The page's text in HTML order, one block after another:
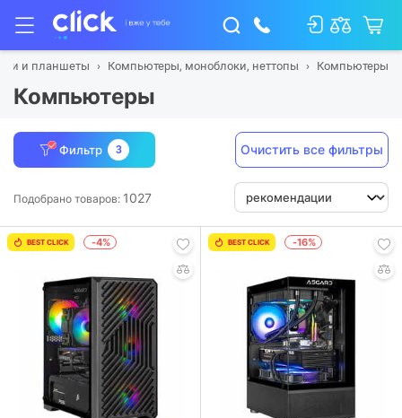
и планшеты Компьютеры, моноблоки, неттопы Компьютеры
Компьютеры
Фильтр 3 Очистить все фильтры
Подобрано товаров: 1027
BEST CLICK -4% BEST CLICK -16%